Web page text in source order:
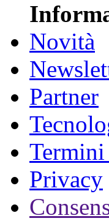
Novità
Partner
Privacy